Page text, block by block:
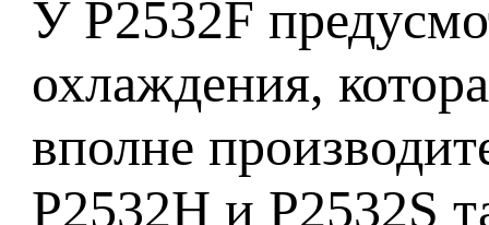
У P2532F
охлаждения,
вполне
P2532H и P2532S